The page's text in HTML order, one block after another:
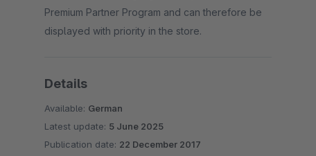
Premium Partner Program and can therefore be
displayed with priority in the store.
Details
Available: German
Latest update: 5 June 2025
Publication date: 22 December 2017